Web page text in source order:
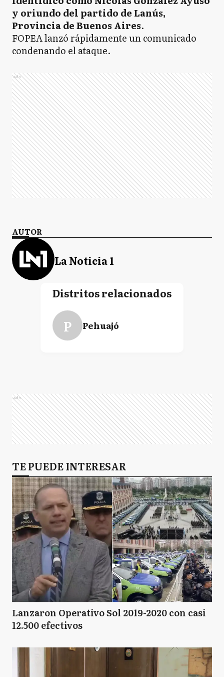
y oriundo del partido de Lanús,
Provincia de Buenos Aires.
FOPEA lanzó rápidamente un comunicado
condenando el ataque.
Ads
AUTOR
La Noticia 1
Distritos relacionados
P Pehuajó
Ads
TE PUEDE INTERESAR
Lanzaron Operativo Sol 2019-2020 con casi
12.500 efectivos